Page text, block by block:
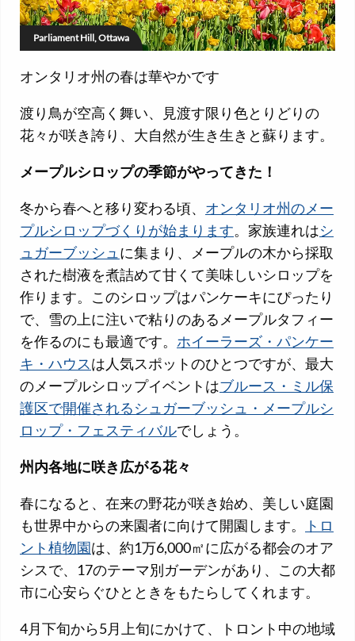
Parliament Hill, Ottawa
オンタリオ州の春は華やかです
渡り鳥が空高く舞い、見渡す限り色とりどりの
花々が咲き誇り、大自然が生き生きと蘇ります。
メープルシロップの季節がやってきた！
冬から春へと移り変わる頃、 オンタリオ州のメー
プルシロップづくりが始まります。家族連れはシ
ュガーブッシュに集まり、メープルの木から採取
された樹液を煮詰めて甘くて美味しいシロップを
作ります。このシロップはパンケーキにぴったり
で、雪の上に注いで粘りのあるメープルタフィー
を作るのにも最適です。 ホイーラーズ・パンケー
キ・ハウスは人気スポットのひとつですが、最大
のメープルシロップイベントはブルース・ミル保
護区で開催されるシュガーブッシュ・メープルシ
ロップ・フェスティバルでしょう。
州内各地に咲き広がる花々
春になると、在来の野花が咲き始め、美しい庭園
も世界中からの来園者に向けて開園します。
トロ
ント植物園は、約1万6,000㎡に広がる都会のオア
シスで、17のテーマ別ガーデンがあり、この大都
市に心安らぐひとときをもたらしてくれます。
4月下旬から5月上旬にかけて、トロント中の地域